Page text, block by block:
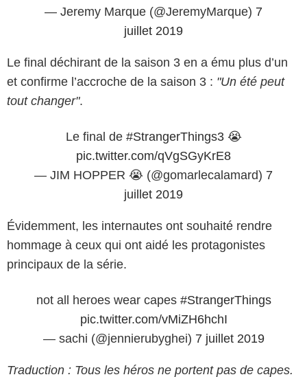
— Jeremy Marque (@JeremyMarque) 7
juillet 2019
Le final déchirant de la saison 3 en a ému plus d’un
et confirme l’accroche de la saison 3 : "Un été peut
tout changer".
Le final de #StrangerThings3😭
pic.twitter.com/qVgSGyKrE8
— JIM HOPPER 😭 (@gomarlecalamard) 7
juillet 2019
Évidemment, les internautes ont souhaité rendre
hommage à ceux qui ont aidé les protagonistes
principaux de la série.
not all heroes wear capes #StrangerThings
pic.twitter.com/vMiZH6hchI
— sachi (@jennierubyghei) 7 juillet 2019
Traduction : Tous les héros ne portent pas de capes.